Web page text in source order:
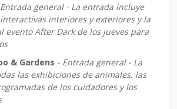
general - La entrada incluye
interiores y exteriores y la
evento After Dark de los jueves para
& Gardens - Entrada general - La
las exhibiciones de animales, las
de los cuidadores y los